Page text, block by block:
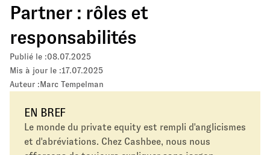
Partner : rôles et
responsabilités
Publié le :08.07.2025
Mis à jour le :17.07.2025
Auteur :Marc Tempelman
EN BREF
Le monde du private equity est rempli d'anglicismes
et d'abréviations. Chez Cashbee, nous nous